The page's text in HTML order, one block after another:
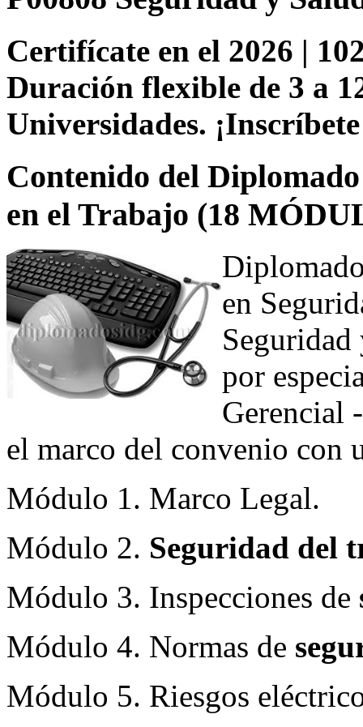
Certifícate en el 2026 |
Duración flexible de 3 a
Universidades.
Contenido del
en el Trabajo (18
en
por
Gerencial
el marco del convenio con
Módulo 1. Marco Legal.
Módulo 2. Seguridad del
Módulo 3. Inspecciones de
Módulo 4. Normas de
Módulo 5. Riesgos